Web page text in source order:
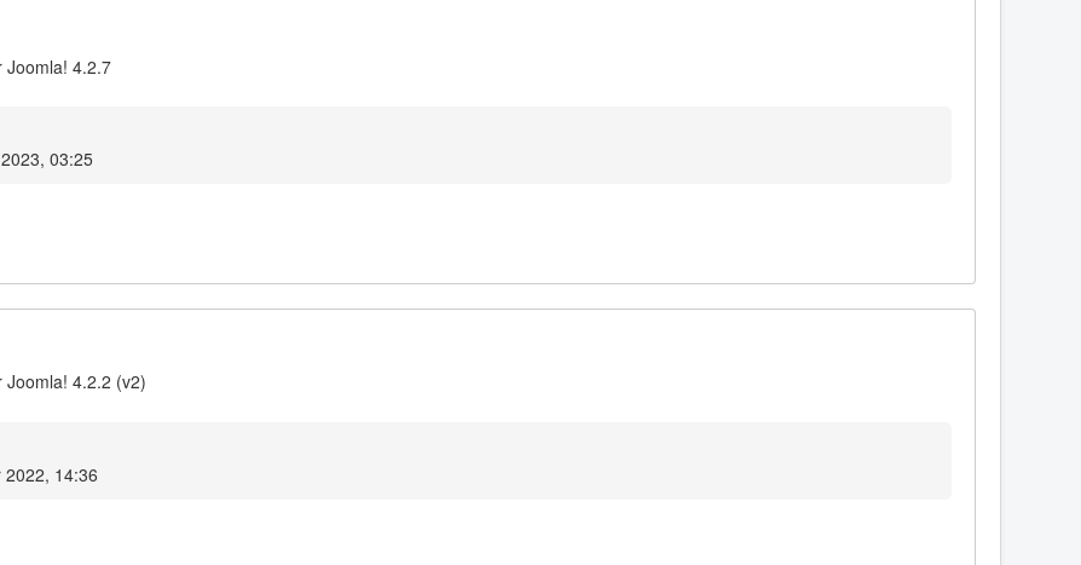
Joomla! 4.2.7
03:25
Joomla! 4.2.2 (v2)
14:36